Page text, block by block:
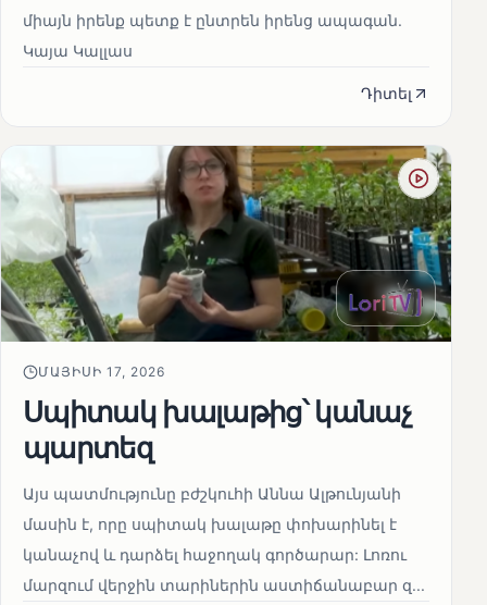
միայն իրենք պետք է ընտրեն իրենց ապագան.
Կայա Կալլաս
Դիտել
ՄԱՅԻՍԻ 17, 2026
Սպիտակ խալաթից՝ կանաչ
պարտեզ
Այս պատմությունը բժշկուհի Աննա Ալթունյանի
մասին է, որը սպիտակ խալաթը փոխարինել է
կանաչով և դարձել հաջողակ գործարար: Լոռու
մարզում վերջին տարիներին աստիճանաբար զ...